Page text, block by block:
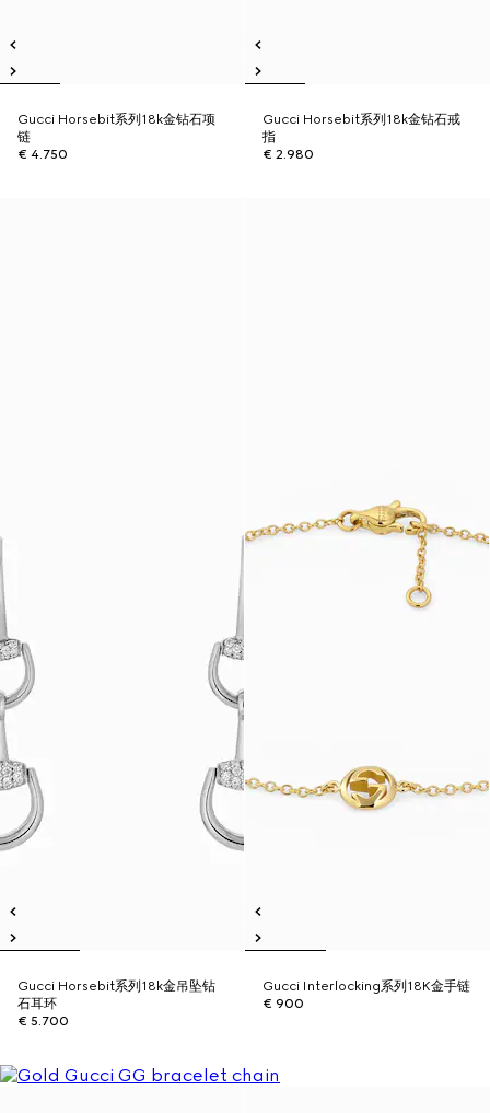
Gucci Horsebit系列18k金钻石项
链
€ 4.750
Gucci Horsebit系列18k金钻石戒
指
€ 2.980
Gucci Horsebit系列18k金吊坠钻
石耳环
€ 5.700
Gucci Interlocking系列18K金手链
€ 900